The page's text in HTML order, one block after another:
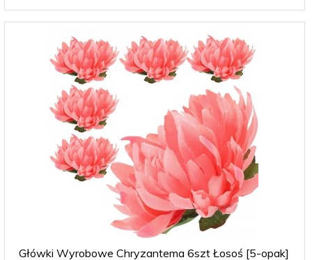
Główki Wyrobowe Chryzantema 6szt Łosoś [5-opak]